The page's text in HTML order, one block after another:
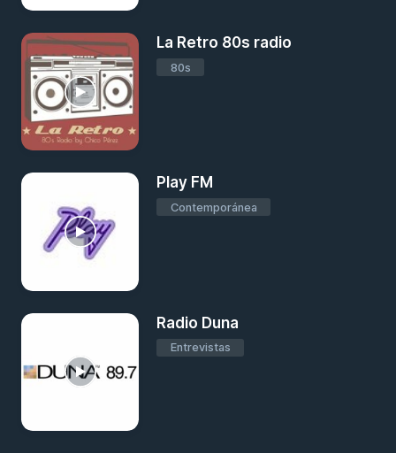
La Retro 80s radio
80s
Play FM
Contemporánea
Radio Duna
Entrevistas